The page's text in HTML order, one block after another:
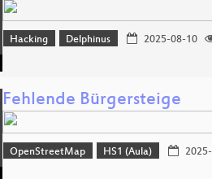
Hacking Delphinus 2025-08-10
Fehlende Bürgersteige
OpenStreetMap HS1 (Aula)